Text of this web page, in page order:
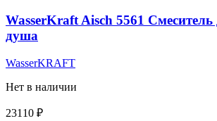
WasserKraft Aisch 5561
душа
WasserKRAFT
Нет в наличии
23110 ₽